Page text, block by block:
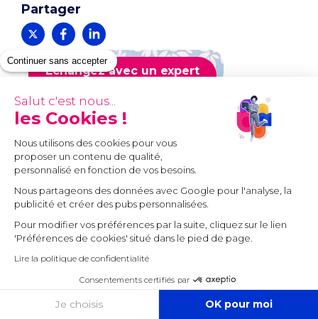
Continuer sans accepter
Salut c'est nous...
les Cookies !
Nous utilisons des cookies pour vous
proposer un contenu de qualité,
personnalisé en fonction de vos besoins.
Nous partageons des données avec Google pour l'analyse, la
publicité et créer des pubs personnalisées.
Pour modifier vos préférences par la suite, cliquez sur le lien
'Préférences de cookies' situé dans le pied de page.
Lire la politique de confidentialité
Consentements certifiés par
Je choisis OK pour moi
COOKIES
Partager
Échangez avec un expert
1er RDV GRATUIT